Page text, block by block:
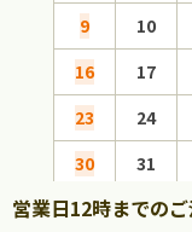
9
10
16
17
23
24
30
31
営業日12時までの